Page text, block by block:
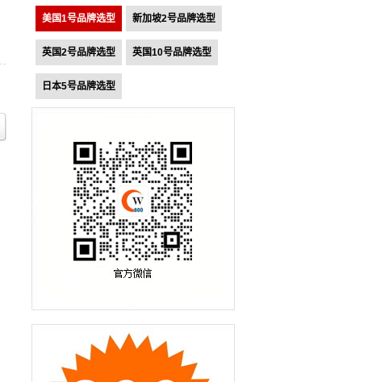
美国1号品牌选型 新加坡2号品牌选型
英国2号品牌选型 英国10号品牌选型
日本5号品牌选型